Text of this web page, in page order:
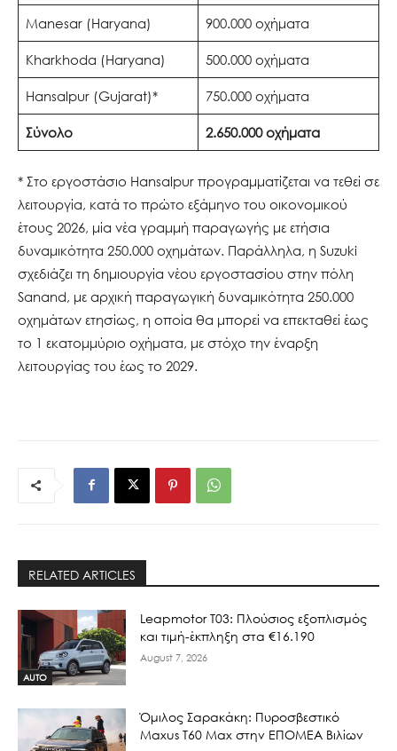
Manesar (Haryana) 900.000 οχήματα
Kharkhoda (Haryana) 500.000 οχήματα
Hansalpur (Gujarat)* 750.000 οχήματα
Σύνολο 2.650.000 οχήματα
* Στο εργοστάσιο Hansalpur προγραμματίζεται να τεθεί σε
λειτουργία, κατά το πρώτο εξάμηνο του οικονομικού
έτους 2026, μία νέα γραμμή παραγωγής με ετήσια
δυναμικότητα 250.000 οχημάτων. Παράλληλα, η Suzuki
σχεδιάζει τη δημιουργία νέου εργοστασίου στην πόλη
Sanand, με αρχική παραγωγική δυναμικότητα 250.000
οχημάτων ετησίως, η οποία θα μπορεί να επεκταθεί έως
το 1 εκατομμύριο οχήματα, με στόχο την έναρξη
λειτουργίας του έως το 2029.
RELATED ARTICLES
AUTO
Leapmotor T03: Πλούσιος εξοπλισμός
και τιμή-έκπληξη στα €16.190
August 7, 2026
Όμιλος Σαρακάκη: Πυροσβεστικό
Maxus T60 Max στην ΕΠΟΜΕΑ Βιλίων